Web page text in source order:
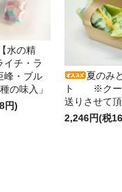
水の精
イチ・ラ
峰・ブル
の味入」
円)
夏のみ
ト ※クー
送りさせて
2,246円(税